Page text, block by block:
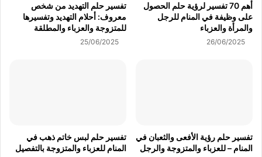
أهم 70 تفسير لرؤية حلم الحصول
على وظيفة في المنام للرجل
والمرأة والعزباء
26/06/2025
تفسير حلم التهديد من شخص
معروف: أحلام التهديد وتفسيرها
للمتزوجة والعزباء والمطلقة
25/06/2025
تفسير حلم رؤية الأفعى والثعبان في
المنام – للعزباء والمتزوجة والرجل
تفسير حلم لبس خاتم ذهب في
المنام للعزباء والمتزوجة بالتفصيل